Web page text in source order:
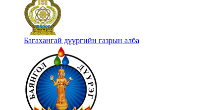
Багахангай дүүргийн газрын алба